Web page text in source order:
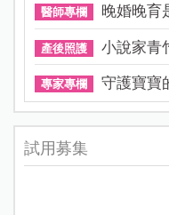
醫師專欄 晚婚晚育
產後照護 小說家青
專家專欄 守護寶寶
試用募集